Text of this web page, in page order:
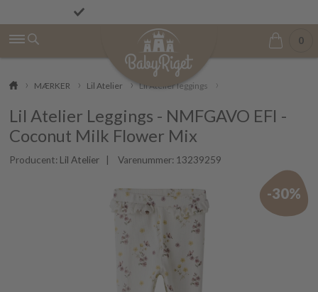
0
MÆRKER Lil Atelier Lil Atelier leggings
Lil Atelier Leggings - NMFGAVO EFI -
Coconut Milk Flower Mix
Producent: Lil Atelier| Varenummer: 13239259
-30%